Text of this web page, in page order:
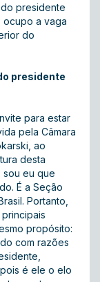
presidente
ocupo a vaga
do
presidente
para estar
pela Câmara
ao
desta
eu que
É a Seção
Portanto,
propósito:
com razões
é ele o elo